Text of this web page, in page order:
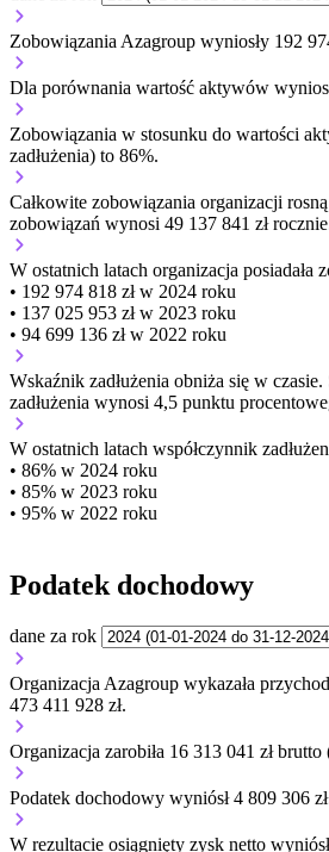
Zobowiązania Azagroup wyniosły 192
Dla porównania wartość aktywów
Zobowiązania w stosunku do wartości
zadłużenia) to 86%.
Całkowite zobowiązania organizacji
zobowiązań wynosi 49 137 841 zł
W ostatnich latach organizacja posiadała
• 192 974 818 zł w 2024 roku
• 137 025 953 zł w 2023 roku
• 94 699 136 zł w 2022 roku
Wskaźnik zadłużenia obniża się w czasie.
zadłużenia wynosi 4,5 punktu
W ostatnich latach współczynnik
• 86% w 2024 roku
• 85% w 2023 roku
• 95% w 2022 roku
Podatek dochodowy
dane za rok
Organizacja Azagroup wykazała
473 411 928 zł.
Organizacja zarobiła 16 313 041 zł
Podatek dochodowy wyniósł 4 809 306
W rezultacie osiągnięty zysk netto